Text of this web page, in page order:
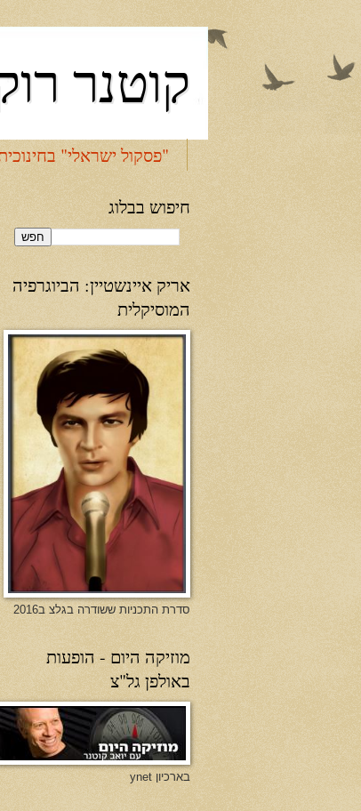
קוטנר
"פסקול ישראלי"
חיפוש בבלוג
אריק איינשטיין: הביוגרפיה
המוסיקלית
סדרת התכניות ששודרה בגלצ ב2016
מוזיקה היום - הופעות
באולפן גל"צ
בארכיון ynet